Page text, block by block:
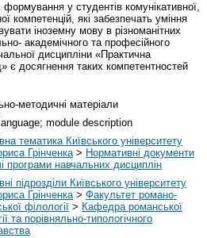
у студентів комунікативної,
компетенцій, які забезпечать уміння
іноземну мову в різноманітних
академічного та професійного
дисципліни «Практична
є досягнення таких компетентностей
методичні матеріали
module description
тематика Київського університету
Грінченка> Нормативні документи
програми навчальних дисциплін
підрозділи Київського університету
Грінченка> Факультет романо-
філології > Кафедра романської
та порівняльно-типологічного